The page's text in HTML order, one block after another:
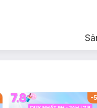
-